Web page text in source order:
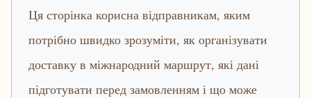
Ця сторінка корисна відправникам, яким
потрібно швидко зрозуміти, як організувати
доставку в міжнародний маршрут, які дані
підготувати перед замовленням і що може